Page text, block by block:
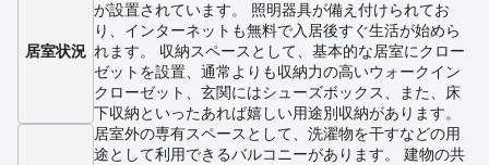
居室状況
が設置されています。 照明器具が備え付けられてお
り、インターネットも無料で入居後すぐ生活が始めら
れます。 収納スペースとして、基本的な居室にクロー
ゼットを設置、通常よりも収納力の高いウォークイン
クローゼット、玄関にはシューズボックス、また、床
下収納といったあれば嬉しい用途別収納があります。
居室外の専有スペースとして、洗濯物を干すなどの用
途として利用できるバルコニーがあります。 建物の共